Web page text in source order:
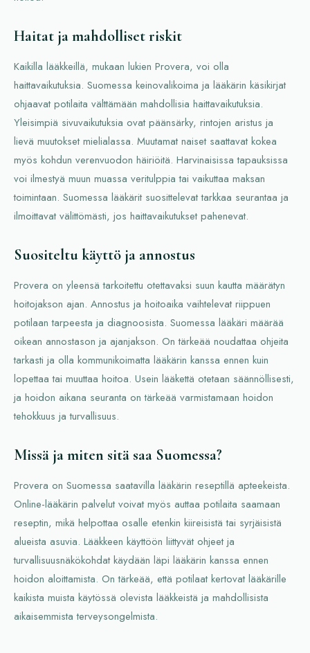
Haitat ja mahdolliset riskit
Kaikilla lääkkeillä, mukaan lukien Provera, voi olla
haittavaikutuksia. Suomessa keinovalikoima ja lääkärin käsikirjat
ohjaavat potilaita välttämään mahdollisia haittavaikutuksia.
Yleisimpiä sivuvaikutuksia ovat päänsärky, rintojen aristus ja
lievä muutokset mielialassa. Muutamat naiset saattavat kokea
myös kohdun verenvuodon häiriöitä. Harvinaisissa tapauksissa
voi ilmestyä muun muassa veritulppia tai vaikuttaa maksan
toimintaan. Suomessa lääkärit suosittelevat tarkkaa seurantaa ja
ilmoittavat välittömästi, jos haittavaikutukset pahenevat.
Suositeltu käyttö ja annostus
Provera on yleensä tarkoitettu otettavaksi suun kautta määrätyn
hoitojakson ajan. Annostus ja hoitoaika vaihtelevat riippuen
potilaan tarpeesta ja diagnoosista. Suomessa lääkäri määrää
oikean annostason ja ajanjakson. On tärkeää noudattaa ohjeita
tarkasti ja olla kommunikoimatta lääkärin kanssa ennen kuin
lopettaa tai muuttaa hoitoa. Usein lääkettä otetaan säännöllisesti,
ja hoidon aikana seuranta on tärkeää varmistamaan hoidon
tehokkuus ja turvallisuus.
Missä ja miten sitä saa Suomessa?
Provera on Suomessa saatavilla lääkärin reseptillä apteekeista.
Online-lääkärin palvelut voivat myös auttaa potilaita saamaan
reseptin, mikä helpottaa osalle etenkin kiireisistä tai syrjäisistä
alueista asuvia. Lääkkeen käyttöön liittyvät ohjeet ja
turvallisuusnäkökohdat käydään läpi lääkärin kanssa ennen
hoidon aloittamista. On tärkeää, että potilaat kertovat lääkärille
kaikista muista käytössä olevista lääkkeistä ja mahdollisista
aikaisemmista terveysongelmista.